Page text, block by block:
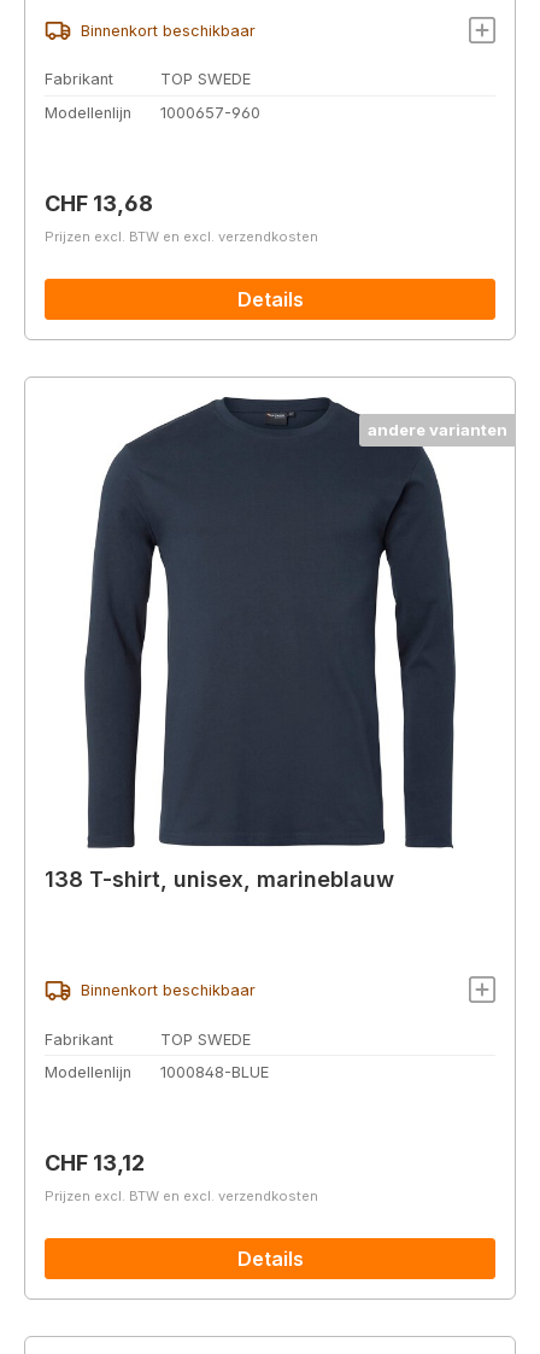
Binnenkort beschikbaar
Fabrikant
TOP SWEDE
Modellenlijn
1000657-960
Normale prijs:
CHF 13,68
Prijzen excl. BTW en excl. verzendkosten
Details
andere varianten
138 T-shirt, unisex, marineblauw
Binnenkort beschikbaar
Fabrikant
TOP SWEDE
Modellenlijn
1000848-BLUE
Normale prijs:
CHF 13,12
Prijzen excl. BTW en excl. verzendkosten
Details